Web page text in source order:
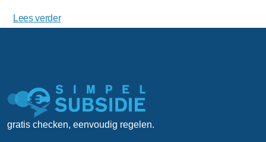
Lees verder
gratis checken, eenvoudig regelen.